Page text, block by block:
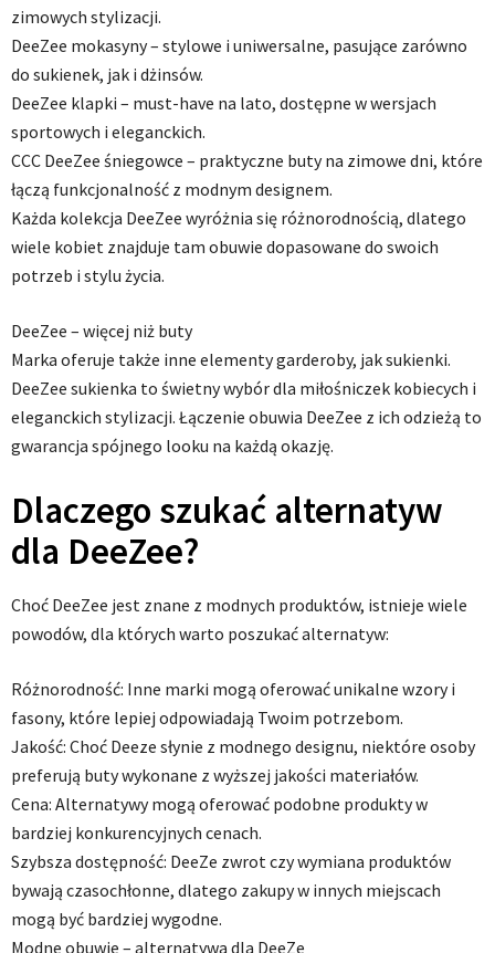
zimowych stylizacji.
DeeZee mokasyny – stylowe i uniwersalne, pasujące zarówno
do sukienek, jak i dżinsów.
DeeZee klapki – must-have na lato, dostępne w wersjach
sportowych i eleganckich.
CCC DeeZee śniegowce – praktyczne buty na zimowe dni, które
łączą funkcjonalność z modnym designem.
Każda kolekcja DeeZee wyróżnia się różnorodnością, dlatego
wiele kobiet znajduje tam obuwie dopasowane do swoich
potrzeb i stylu życia.
DeeZee – więcej niż buty
Marka oferuje także inne elementy garderoby, jak sukienki.
DeeZee sukienka to świetny wybór dla miłośniczek kobiecych i
eleganckich stylizacji. Łączenie obuwia DeeZee z ich odzieżą to
gwarancja spójnego looku na każdą okazję.
Dlaczego szukać alternatyw
dla DeeZee?
Choć DeeZee jest znane z modnych produktów, istnieje wiele
powodów, dla których warto poszukać alternatyw:
Różnorodność: Inne marki mogą oferować unikalne wzory i
fasony, które lepiej odpowiadają Twoim potrzebom.
Jakość: Choć Deeze słynie z modnego designu, niektóre osoby
preferują buty wykonane z wyższej jakości materiałów.
Cena: Alternatywy mogą oferować podobne produkty w
bardziej konkurencyjnych cenach.
Szybsza dostępność: DeeZe zwrot czy wymiana produktów
bywają czasochłonne, dlatego zakupy w innych miejscach
mogą być bardziej wygodne.
Modne obuwie – alternatywa dla DeeZe